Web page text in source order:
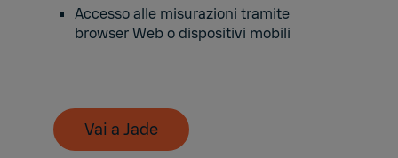
Accesso alle misurazioni tramite
browser Web o dispositivi mobili
Vai a Jade